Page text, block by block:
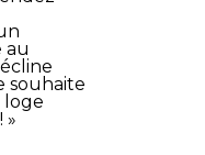
au
souhaite
loge
»